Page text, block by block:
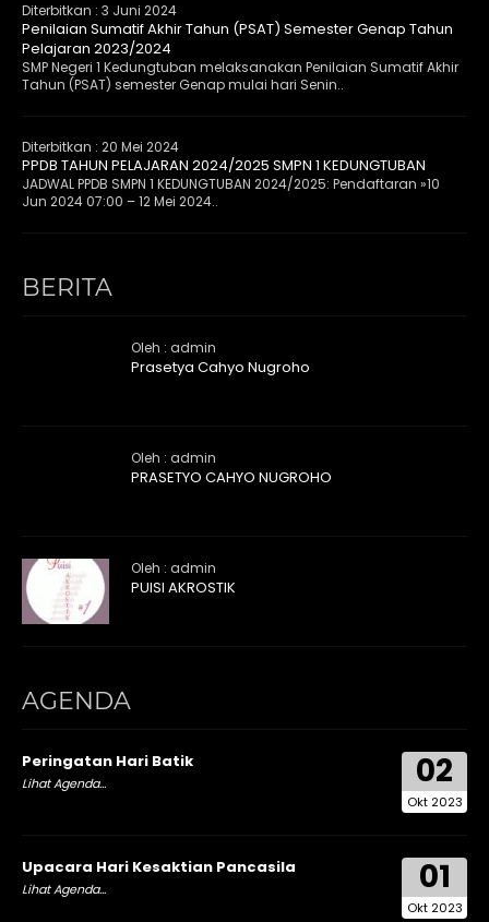
Diterbitkan : 3 Juni 2024
Penilaian Sumatif Akhir Tahun (PSAT) Semester Genap Tahun
Pelajaran 2023/2024
SMP Negeri 1 Kedungtuban melaksanakan Penilaian Sumatif Akhir
Tahun (PSAT) semester Genap mulai hari Senin..
Diterbitkan : 20 Mei 2024
PPDB TAHUN PELAJARAN 2024/2025 SMPN 1 KEDUNGTUBAN
JADWAL PPDB SMPN 1 KEDUNGTUBAN 2024/2025: Pendaftaran »10
Jun 2024 07:00 – 12 Mei 2024..
BERITA
Oleh : admin
Prasetya Cahyo Nugroho
Oleh : admin
PRASETYO CAHYO NUGROHO
Oleh : admin
PUISI AKROSTIK
AGENDA
02
Okt 2023
Peringatan Hari Batik
Lihat Agenda...
01
Okt 2023
Upacara Hari Kesaktian Pancasila
Lihat Agenda...